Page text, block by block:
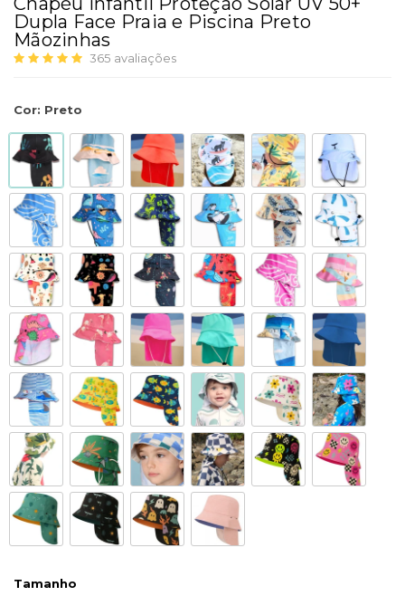
Dupla Face Praia e Piscina Preto
Mãozinhas
365 avaliações
Cor: Preto
Tamanho